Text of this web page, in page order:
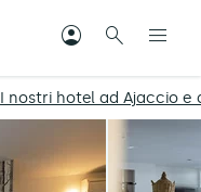
I nostri hotel ad Ajaccio e